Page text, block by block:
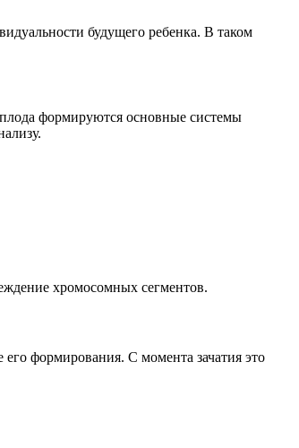
будущего ребенка. В таком
формируются основные системы
хромосомных сегментов.
формирования. С момента зачатия это